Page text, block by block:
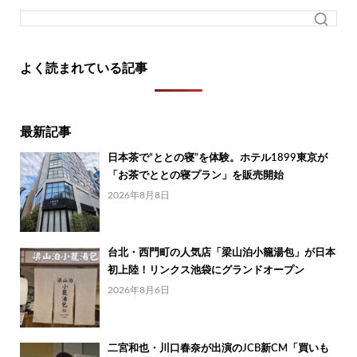
よく読まれている記事
最新記事
日本茶で“ととの寝”を体験。ホテル1899東京が
「お茶でととの寝プラン」を販売開始
2026年8月8日
台北・西門町の人気店「梁山泊小籠湯包」が日本
初上陸！リンクス池袋にグランドオープン
2026年8月6日
二宮和也・川口春奈が出演のJCB新CM「買いも